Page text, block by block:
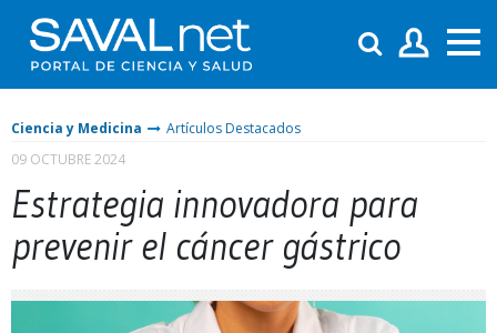
Ciencia y Medicina
Artículos Destacados
09 OCTUBRE 2024
Estrategia innovadora para
prevenir el cáncer gástrico